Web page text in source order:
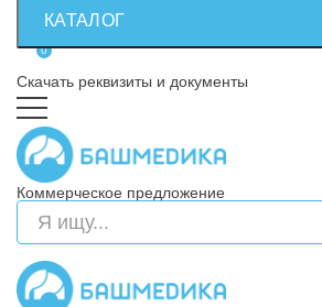
КАТАЛОГ
0
Скачать реквизиты и документы
Коммерческое предложение